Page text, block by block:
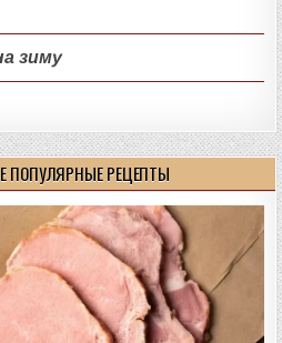
зиму
ПОПУЛЯРНЫЕ РЕЦЕПТЫ